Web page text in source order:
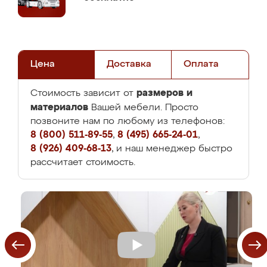
Цена Доставка Оплата
Стоимость зависит от размеров и
материалов Вашей мебели. Просто
позвоните нам по любому из телефонов:
8 (800) 511-89-55, 8 (495) 665-24-01,
8 (926) 409-68-13, и наш менеджер быстро
рассчитает стоимость.